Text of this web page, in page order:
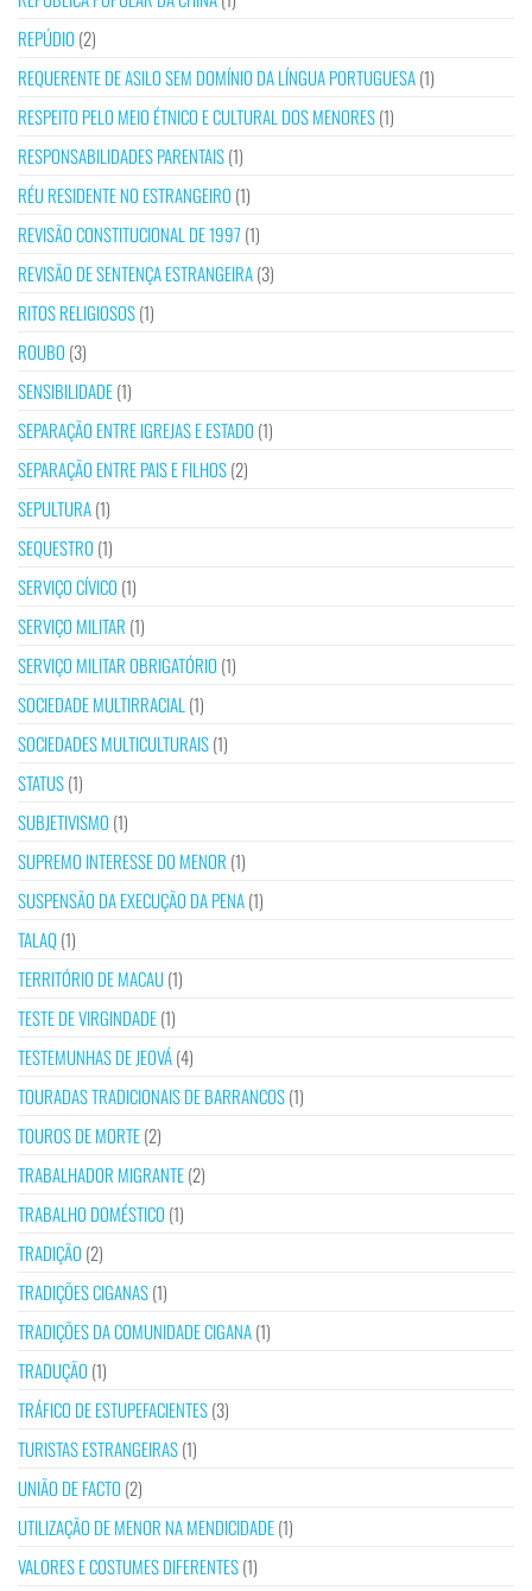
REPÚDIO (2)
REQUERENTE DE ASILO SEM DOMÍNIO DA LÍNGUA PORTUGUESA(1)
RESPEITO PELO MEIO ÉTNICO E CULTURAL DOS MENORES(1)
RESPONSABILIDADES PARENTAIS(1)
RÉU RESIDENTE NO ESTRANGEIRO (1)
REVISÃO CONSTITUCIONAL DE 1997 (1)
REVISÃO DE SENTENÇA ESTRANGEIRA(3)
RITOS RELIGIOSOS(1)
ROUBO (3)
SENSIBILIDADE(1)
SEPARAÇÃO ENTRE IGREJAS E ESTADO (1)
SEPARAÇÃO ENTRE PAIS E FILHOS(2)
SEPULTURA(1)
SEQUESTRO (1)
SERVIÇO CÍVICO (1)
SERVIÇO MILITAR (1)
SERVIÇO MILITAR OBRIGATÓRIO (1)
SOCIEDADE MULTIRRACIAL (1)
SOCIEDADES MULTICULTURAIS(1)
STATUS(1)
SUBJETIVISMO (1)
SUPREMO INTERESSE DO MENOR (1)
SUSPENSÃO DA EXECUÇÃO DA PENA(1)
TALAQ(1)
TERRITÓRIO DE MACAU(1)
TESTE DE VIRGINDADE(1)
TESTEMUNHAS DE JEOVÁ(4)
TOURADAS TRADICIONAIS DE BARRANCOS(1)
TOUROS DE MORTE(2)
TRABALHADOR MIGRANTE(2)
TRABALHO DOMÉSTICO (1)
TRADIÇÃO (2)
TRADIÇÕES CIGANAS(1)
TRADIÇÕES DA COMUNIDADE CIGANA(1)
TRADUÇÃO (1)
TRÁFICO DE ESTUPEFACIENTES(3)
TURISTAS ESTRANGEIRAS(1)
UNIÃO DE FACTO (2)
UTILIZAÇÃO DE MENOR NA MENDICIDADE(1)
VALORES E COSTUMES DIFERENTES(1)